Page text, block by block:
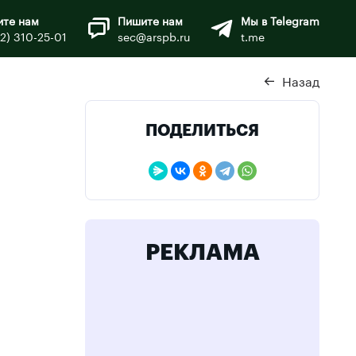
нам
310-25-01
Пишите нам
sec@arspb.ru
Мы в Telegram
t.me
Назад
ПОДЕЛИТЬСЯ
РЕКЛАМА